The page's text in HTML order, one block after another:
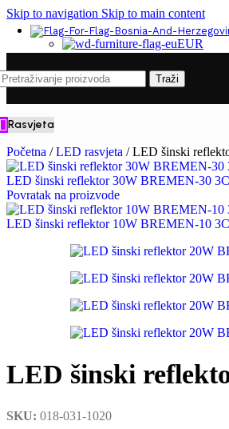
Skip to navigation Skip to main content
EUR
Traži
Rasvjeta
Početna / LED rasvjeta / LED šinski
LED šinski reflektor 30W BREMEN-30
Povratak na proizvode
LED šinski reflektor 10W BREMEN-10
LED šinski
SKU: 018-031-1020